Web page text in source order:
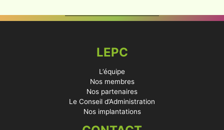
LEPC
L’équipe
Nos membres
Nos partenaires
Le Conseil d’Administration
Nos implantations